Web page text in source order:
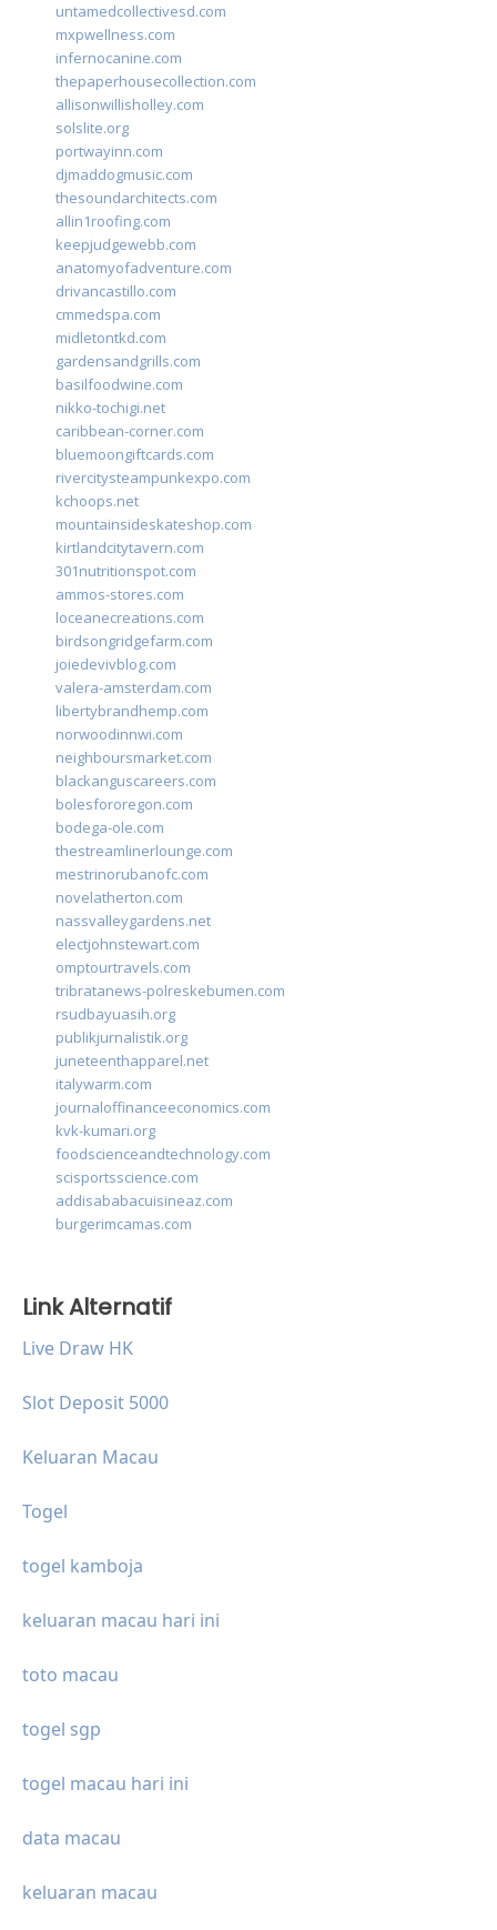
untamedcollectivesd.com
mxpwellness.com
infernocanine.com
thepaperhousecollection.com
allisonwillisholley.com
solslite.org
portwayinn.com
djmaddogmusic.com
thesoundarchitects.com
allin1roofing.com
keepjudgewebb.com
anatomyofadventure.com
drivancastillo.com
cmmedspa.com
midletontkd.com
gardensandgrills.com
basilfoodwine.com
nikko-tochigi.net
caribbean-corner.com
bluemoongiftcards.com
rivercitysteampunkexpo.com
kchoops.net
mountainsideskateshop.com
kirtlandcitytavern.com
301nutritionspot.com
ammos-stores.com
loceanecreations.com
birdsongridgefarm.com
joiedevivblog.com
valera-amsterdam.com
libertybrandhemp.com
norwoodinnwi.com
neighboursmarket.com
blackanguscareers.com
bolesfororegon.com
bodega-ole.com
thestreamlinerlounge.com
mestrinorubanofc.com
novelatherton.com
nassvalleygardens.net
electjohnstewart.com
omptourtravels.com
tribratanews-polreskebumen.com
rsudbayuasih.org
publikjurnalistik.org
juneteenthapparel.net
italywarm.com
journaloffinanceeconomics.com
kvk-kumari.org
foodscienceandtechnology.com
scisportsscience.com
addisababacuisineaz.com
burgerimcamas.com
Link Alternatif
Live Draw HK
Slot Deposit 5000
Keluaran Macau
Togel
togel kamboja
keluaran macau hari ini
toto macau
togel sgp
togel macau hari ini
data macau
keluaran macau